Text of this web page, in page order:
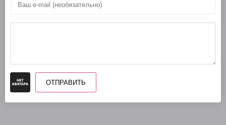
Романтики_1_37
Романтики_1_38
Романтики_1_41
Романтики_1_42
ОТПРАВИТЬ